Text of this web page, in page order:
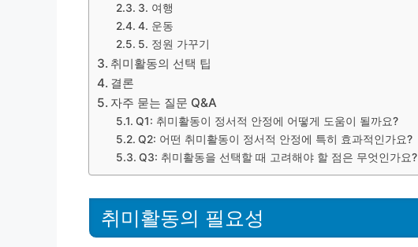
3. 여행
4. 운동
5. 정원 가꾸기
취미활동의 선택 팁
결론
자주 묻는 질문 Q&A
Q1: 취미활동이 정서적 안정에 어떻게 도움이 될까요?
Q2: 어떤 취미활동이 정서적 안정에 특히 효과적인가요?
Q3: 취미활동을 선택할 때 고려해야 할 점은 무엇인가요?
취미활동의 필요성